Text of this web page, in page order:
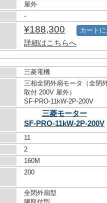
屋外
-
¥188,300
詳細はこちらへ
カート
三菱電機
三相全閉外扇モータ（全閉
取付 200V 屋外）
SF-PRO-11kW-2P-200V
三菱モーター
SF-PRO-11kW-2P-200V
11
2
160M
200
全閉外扇型